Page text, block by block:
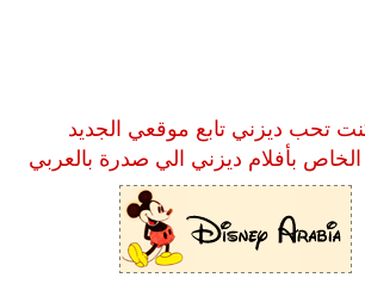
كنت تحب ديزني تابع موقعي الجديد
الخاص بأفلام ديزني الي صدرة بالعربي